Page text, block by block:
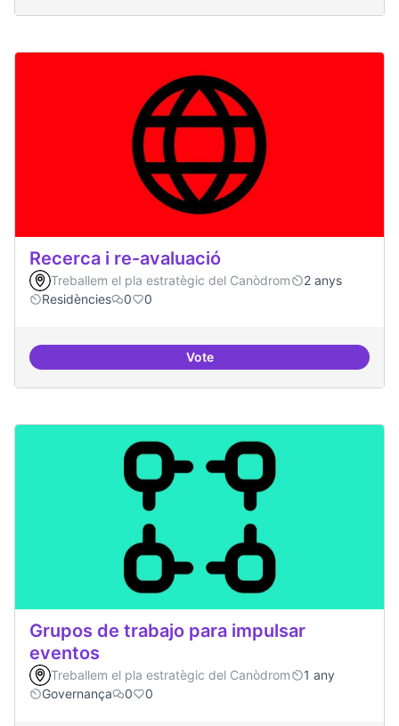
Recerca i re-avaluació
Treballem el pla estratègic del Canòdrom
2 anys
Residències
0 0
VoteRecerca i re-avaluació
Grupos de trabajo para impulsar
eventos
Treballem el pla estratègic del Canòdrom
1 any
Governança
0 0